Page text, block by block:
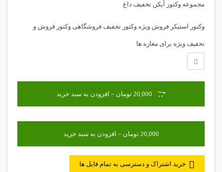
مجموعه وکتور آیکن تخفیف داغ
وکتور استیکر فروش ویژه وکتور تخفیف فروشگاهی وکتور فروش و
تخفیف ویژه برای مغازه ها
20,000 تومان – افزودن به سبد خرید
خرید اشتراک و دسترسی به تمام فایل ها